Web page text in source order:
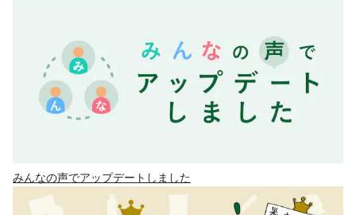
みんなの声でアップデートしました